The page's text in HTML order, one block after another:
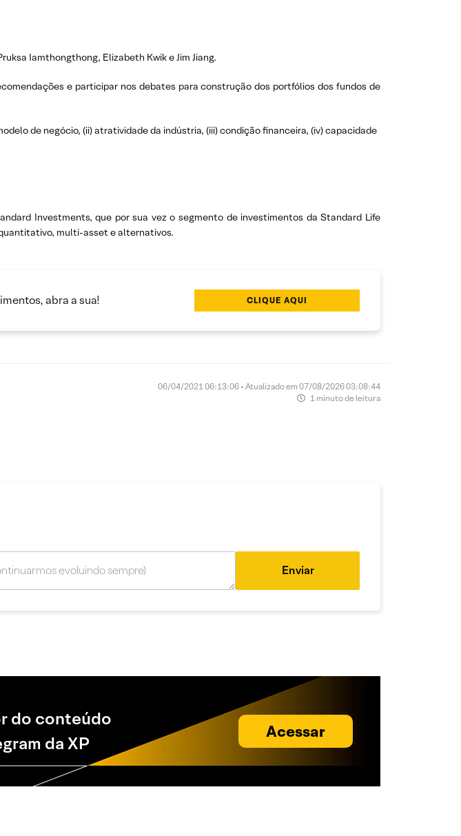
Iamthongthong, Elizabeth Kwik e Jim Jiang.
e participar nos debates para construção dos portfólios dos fundos de
de negócio, (ii) atratividade da indústria, (iii) condição financeira, (iv) capacidade
Investments, que por sua vez o segmento de investimentos da Standard Life
multi-asset e alternativos.
abra a sua! CLIQUE AQUI
06/04/2021 06:13:06 • Atualizado em 07/08/2026 03:08:44
1 minuto de leitura
Enviar
do conteúdo
da XP
Acessar